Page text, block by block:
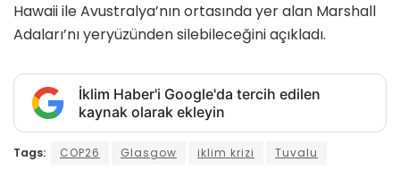
Hawaii ile Avustralya’nın ortasında yer alan Marshall
Adaları’nı yeryüzünden silebileceğini açıkladı.
İklim Haber'i Google'da tercih edilen
kaynak olarak ekleyin
Tags: COP26 Glasgow iklim krizi Tuvalu